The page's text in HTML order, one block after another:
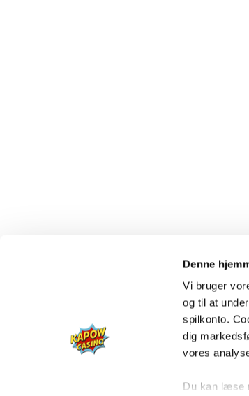
Denne
Vi bruger
og til at
spilkonto.
dig
vores
Du kan læse